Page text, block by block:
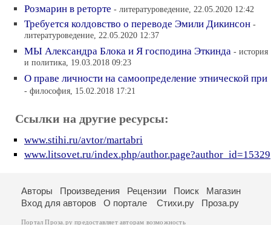
Розмарин в реторте - литературоведение, 22.05.2020 12:42
Требуется колдовство о переводе Эмили Дикинсон -
литературоведение, 22.05.2020 12:37
МЫ Александра Блока и Я господина Эткинда - история
и политика, 19.03.2018 09:23
О праве личности на самоопределение этнической при
- философия, 15.02.2018 17:21
Ссылки на другие ресурсы:
www.stihi.ru/avtor/martabri
www.litsovet.ru/index.php/author.page?author_id=15329
Авторы Произведения Рецензии Поиск
Магазин
Вход для авторов
О портале Стихи.ру Проза.ру
Портал Проза.ру предоставляет авторам возможность